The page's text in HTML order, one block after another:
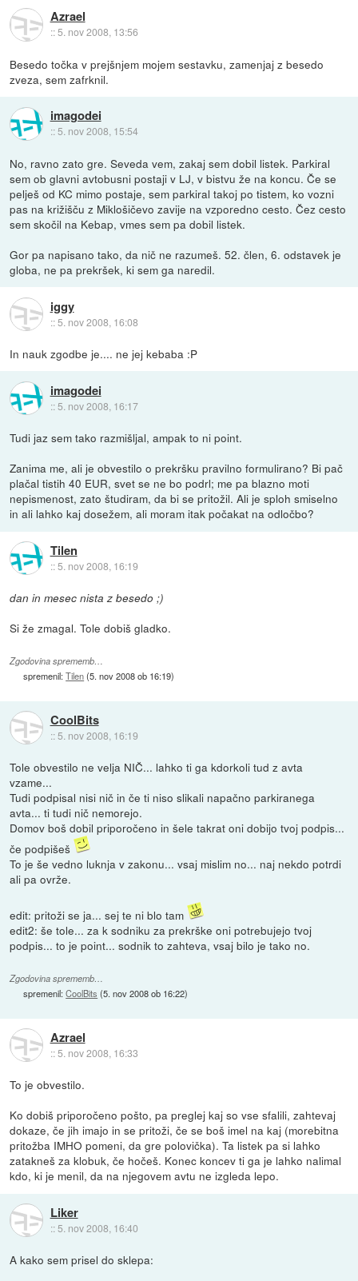
Azrael
::5. nov 2008, 13:56
Besedo točka v prejšnjem mojem sestavku, zamenjaj z besedo
zveza, sem zafrknil.
imagodei
:: 5. nov 2008, 15:54
No, ravno zato gre. Seveda vem, zakaj sem dobil listek. Parkiral
sem ob glavni avtobusni postaji v LJ, v bistvu že na koncu. Če se
pelješ od KC mimo postaje, sem parkiral takoj po tistem, ko vozni
pas na križišču z Miklošičevo zavije na vzporedno cesto. Čez cesto
sem skočil na Kebap, vmes sem pa dobil listek.
Gor pa napisano tako, da nič ne razumeš. 52. člen, 6. odstavek je
globa, ne pa prekršek, ki sem ga naredil.
iggy
::5. nov 2008, 16:08
In nauk zgodbe je.... ne jej kebaba :P
imagodei
:: 5. nov 2008, 16:17
Tudi jaz sem tako razmišljal, ampak to ni point.
Zanima me, ali je obvestilo o prekršku pravilno formulirano? Bi pač
plačal tistih 40 EUR, svet se ne bo podrl; me pa blazno moti
nepismenost, zato študiram, da bi se pritožil. Ali je sploh smiselno
in ali lahko kaj dosežem, ali moram itak počakat na odločbo?
Tilen
::5. nov 2008, 16:19
dan in mesec nista z besedo ;)
Si že zmagal. Tole dobiš gladko.
Zgodovina sprememb…
spremenil:Tilen(5. nov 2008 ob 16:19)
CoolBits
:: 5. nov 2008, 16:19
Tole obvestilo ne velja NIČ... lahko ti ga kdorkoli tud z avta
vzame...
Tudi podpisal nisi nič in če ti niso slikali napačno parkiranega
avta... ti tudi nič nemorejo.
Domov boš dobil priporočeno in šele takrat oni dobijo tvoj podpis...
če podpišeš
To je še vedno luknja v zakonu... vsaj mislim no... naj nekdo potrdi
ali pa ovrže.
edit: pritoži se ja... sej te ni blo tam
edit2: še tole... za k sodniku za prekrške oni potrebujejo tvoj
podpis... to je point... sodnik to zahteva, vsaj bilo je tako no.
Zgodovina sprememb…
spremenil:CoolBits (5. nov 2008 ob 16:22)
Azrael
::5. nov 2008, 16:33
To je obvestilo.
Ko dobiš priporočeno pošto, pa preglej kaj so vse sfalili, zahtevaj
dokaze, če jih imajo in se pritoži, če se boš imel na kaj (morebitna
pritožba IMHO pomeni, da gre polovička). Ta listek pa si lahko
zatakneš za klobuk, če hočeš. Konec koncev ti ga je lahko nalimal
kdo, ki je menil, da na njegovem avtu ne izgleda lepo.
Liker
:: 5. nov 2008, 16:40
A kako sem prisel do sklepa: